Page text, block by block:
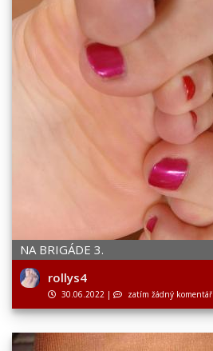
NA BRIGÁDE 3.
rollys4
30.06.2022 | zatím žádný komentář